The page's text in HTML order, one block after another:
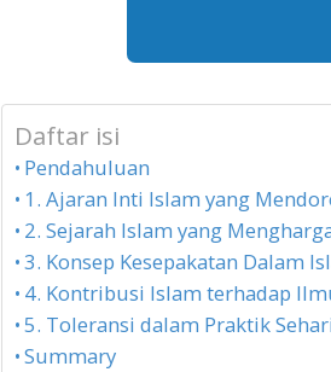
Daftar isi
Pendahuluan
1. Ajaran Inti Islam yang
2. Sejarah Islam yang
3. Konsep Kesepakatan Dalam
4. Kontribusi Islam terhadap
5. Toleransi dalam Praktik
Summary